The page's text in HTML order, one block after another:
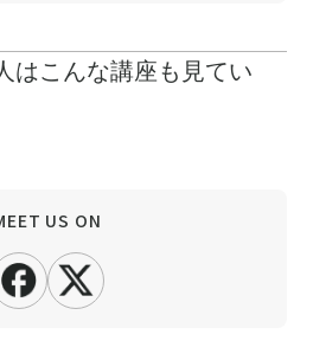
はこんな講座も見てい
US ON